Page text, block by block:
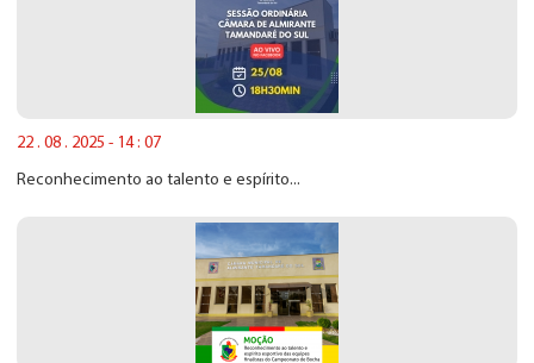
22 . 08 . 2025 - 14 : 07
Reconhecimento ao talento e espírito...